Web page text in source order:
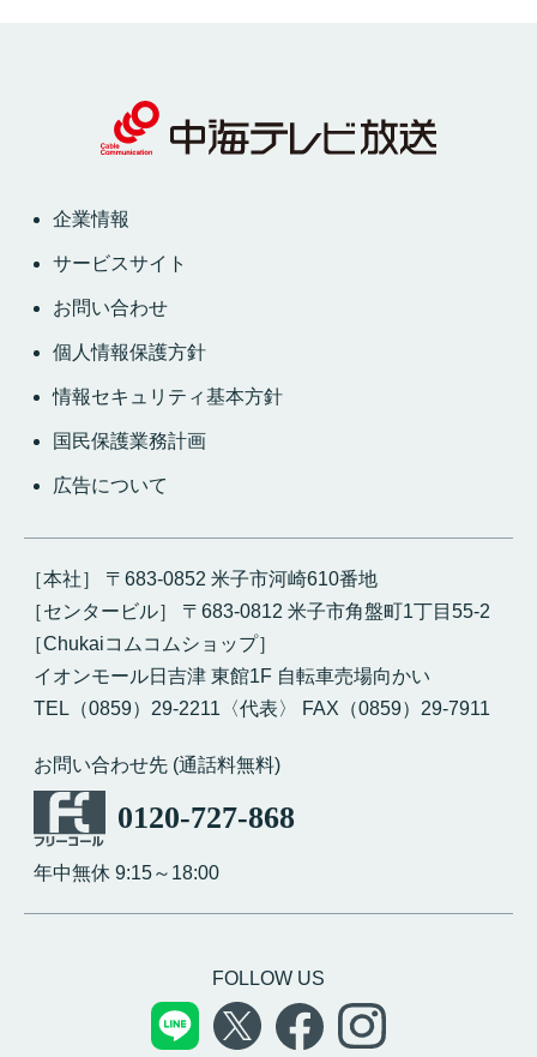
企業情報
サービスサイト
お問い合わせ
個人情報保護方針
情報セキュリティ基本方針
国民保護業務計画
広告について
［本社］ 〒683-0852 米子市河崎610番地
［センタービル］ 〒683-0812 米子市角盤町1丁目55-2
［Chukaiコムコムショップ］
イオンモール日吉津 東館1F 自転車売場向かい
TEL（0859）29-2211〈代表〉 FAX（0859）29-7911
お問い合わせ先 (通話料無料)
0120-727-868
年中無休 9:15～18:00
FOLLOW US